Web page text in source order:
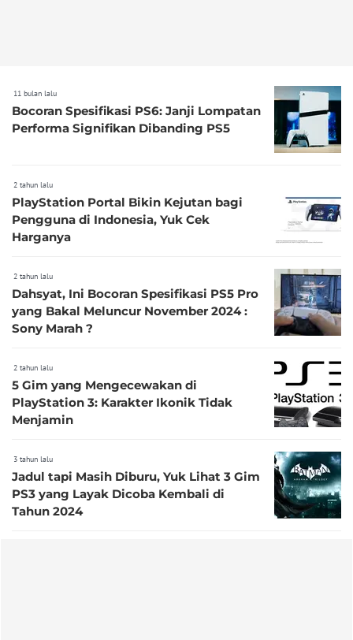
11 bulan lalu
Bocoran Spesifikasi PS6: Janji Lompatan
Performa Signifikan Dibanding PS5
2 tahun lalu
PlayStation Portal Bikin Kejutan bagi
Pengguna di Indonesia, Yuk Cek
Harganya
2 tahun lalu
Dahsyat, Ini Bocoran Spesifikasi PS5 Pro
yang Bakal Meluncur November 2024 :
Sony Marah ?
2 tahun lalu
5 Gim yang Mengecewakan di
PlayStation 3: Karakter Ikonik Tidak
Menjamin
3 tahun lalu
Jadul tapi Masih Diburu, Yuk Lihat 3 Gim
PS3 yang Layak Dicoba Kembali di
Tahun 2024